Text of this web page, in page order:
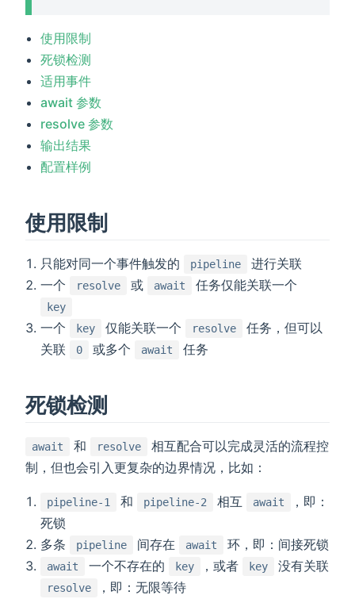
使用限制
死锁检测
适用事件
await 参数
resolve 参数
输出结果
配置样例
使用限制
只能对同一个事件触发的 pipeline
进行关联
一个
resolve 或 await 任务仅能关联一个
key
一个 key 仅能关联一个 resolve
任务，但可以
关联
0 或多个 await 任务
死锁检测
await 和 resolve
相互配合可以完成灵活的流程控
制，但也会引入更复杂的边界情况，比如：
pipeline-1 和 pipeline-2 相互 await
，即：
死锁
多条
pipeline 间存在 await 环，即：间接死锁
await 一个不存在的 key ，或者 key 没有关联
resolve ，即：无限等待